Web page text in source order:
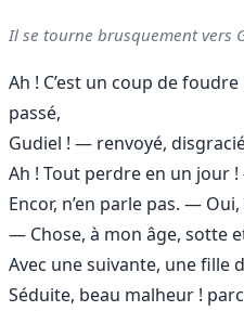
Il se tourne brusquement vers
Ah ! C’est un coup de
passé,
Gudiel ! — renvoyé,
Ah ! Tout perdre en un jour
Encor, n’en parle pas. —
— Chose, à mon âge, sotte
Avec une suivante, une fille
Séduite, beau malheur !